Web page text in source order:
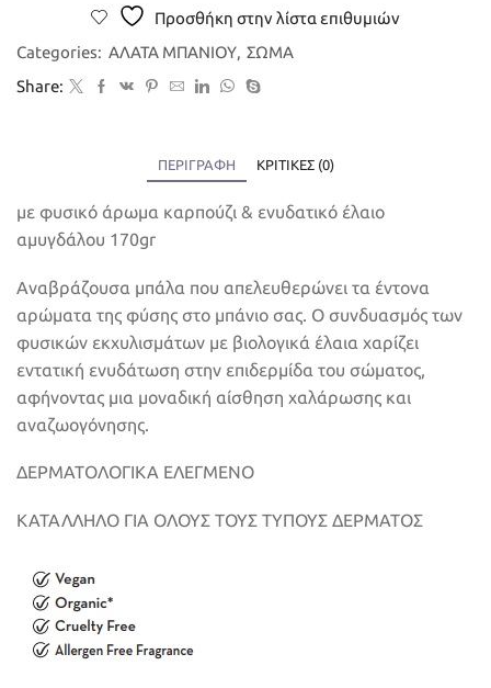
Μπάλα
Αλάτων
Καρπούζι
Προσθήκη στην λίστα επιθυμιών
Categories: ΑΛΑΤΑ ΜΠΑΝΙΟΥ, ΣΩΜΑ
Share:
ΠΕΡΙΓΡΑΦΉ ΚΡΙΤΙΚΈΣ (0)
με φυσικό άρωμα καρπούζι & ενυδατικό έλαιο
αμυγδάλου 170gr
Αναβράζουσα μπάλα που απελευθερώνει τα έντονα
αρώματα της φύσης στο μπάνιο σας. Ο συνδυασμός των
φυσικών εκχυλισμάτων με βιολογικά έλαια χαρίζει
εντατική ενυδάτωση στην επιδερμίδα του σώματος,
αφήνοντας μια μοναδική αίσθηση χαλάρωσης και
αναζωογόνησης.
ΔΕΡΜΑΤΟΛΟΓΙΚΑ ΕΛΕΓΜΕΝΟ
ΚΑΤΑΛΛΗΛΟ ΓΙΑ ΟΛΟΥΣ ΤΟΥΣ ΤΥΠΟΥΣ ΔΕΡΜΑΤΟΣ